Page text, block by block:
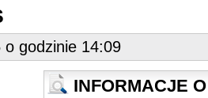
godzinie 14:09
INFORMACJE